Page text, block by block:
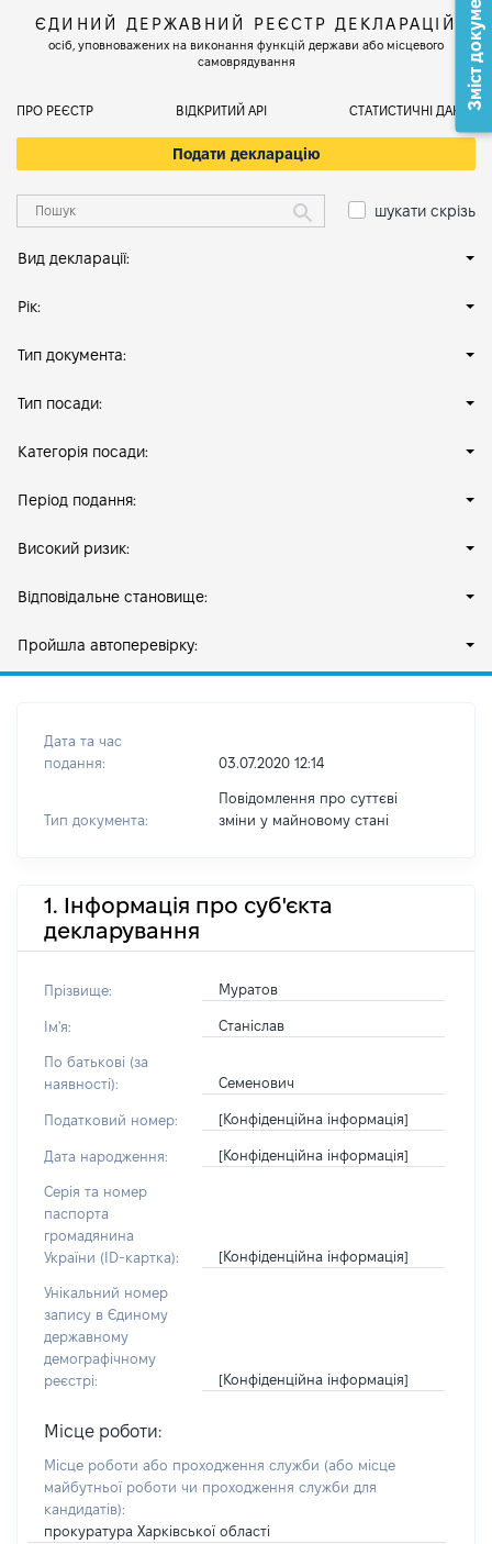
ЄДИНИЙ ДЕРЖАВНИЙ РЕЄСТР ДЕКЛАРАЦІЙ
осіб, уповноважених на виконання функцій держави або місцевого
самоврядування
ПРО РЕЄСТР ВІДКРИТИЙ АРІ СТАТИСТИЧНІ ДАНІ
Подати декларацію
шукати скрізь
Вид декларації:
Рік:
Тип документа:
Тип посади:
Категорія посади:
Період подання:
Високий ризик:
Відповідальне становище:
Пройшла автоперевірку:
Дата та час
подання:
03.07.2020 12:14
Тип документа:
Повідомлення про суттєві
зміни y майновому стані
1. Інформація про суб'єкта
декларування
Прізвище: Муратов
Ім'я: Станіслав
По батькові (за
наявності):
Семенович
Податковий номер: [Конфіденційна інформація]
Дата народження: [Конфіденційна інформація]
Серія та номер
паспорта
громадянина
України (ID-картка):
[Конфіденційна інформація]
Унікальний номер
запису в Єдиному
державному
демографічному
реєстрі:
[Конфіденційна інформація]
Місце роботи:
Місце роботи або проходження служби (або місце
майбутньої роботи чи проходження служби для
кандидатів):
прокуратура Харківської області
Зміст документа